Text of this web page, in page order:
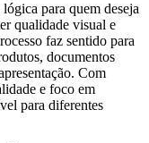
para quem deseja
qualidade visual e
faz sentido para
documentos
Com
e foco em
para diferentes